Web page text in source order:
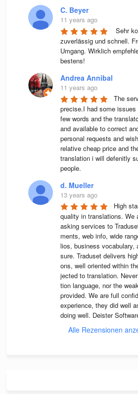
C. Beyer
11 years ago
Sehr
zuverlässig und schnell.
Umgang. Wirklich
bestens!
Andrea Annibal
11 years ago
The
precise.I had some
few words and the
and available to correct
personal requests and
relative cheap price and
translation i will defenitly
people.
d. Mueller
13 years ago
High
qua­lity in trans­la­ti­ons. We
asking ser­vices to
ments, web info, wide
lios, busi­ness voca­bu­lary,
sure. Tra­du­set deli­vers
ons, well ori­en­ted wit­hin
jec­ted to trans­la­tion.
tion lan­guage, nor the
pro­vi­ded. We are full
expe­ri­ence, they did well
doing well. Deis­ter
Alle Rezensionen